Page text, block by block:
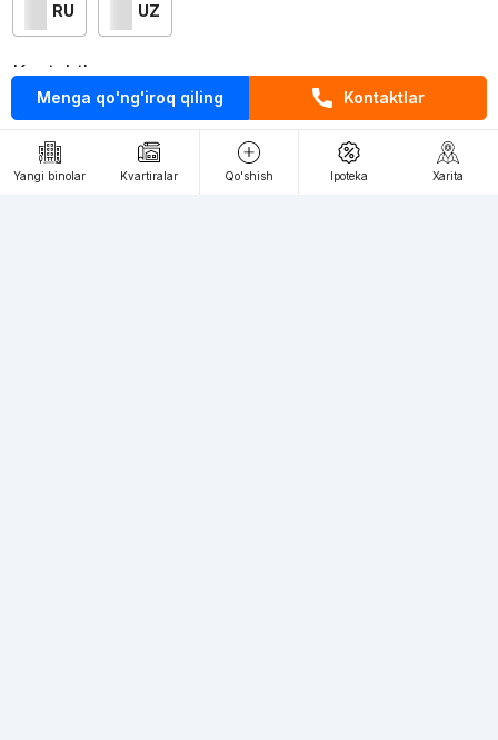
Menga qo'ng'iroq qiling Kontaktlar
Yangi binolar Kvartiralar Qo'shish Ipoteka Xarita
RU UZ
Kontaktlar
loyiha haqida
Webnow © loyihasi